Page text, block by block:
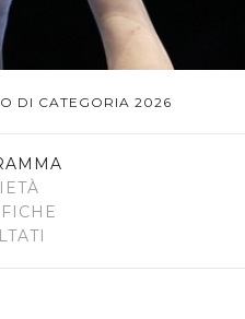
DI CATEGORIA 2026